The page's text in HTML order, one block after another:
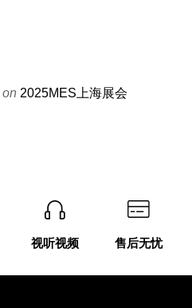
on 2025MES上海展会
视听视频 售后无忧